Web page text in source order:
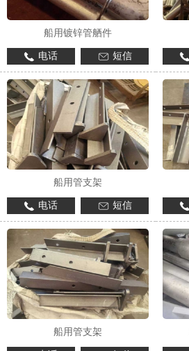
船用镀锌管舾件
电话 短信
船用管支架
电话 短信
船用管支架